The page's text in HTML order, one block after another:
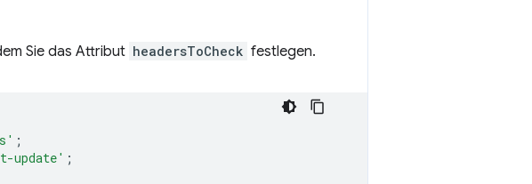
Sie das Attribut headersToCheck festlegen.
;
update' ;